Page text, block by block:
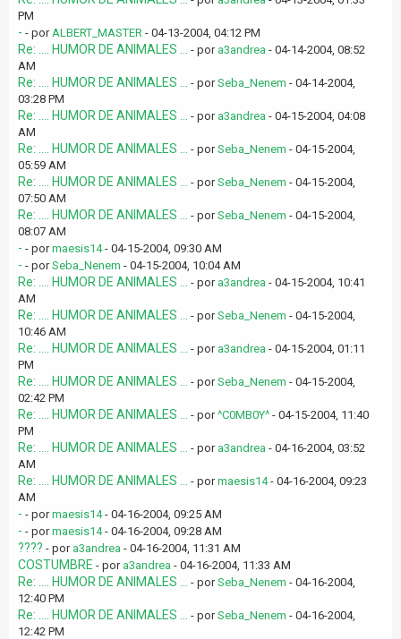
PM
- - porALBERT_MASTER - 04-13-2004, 04:12 PM
Re: .... HUMOR DE ANIMALES ... - por a3andrea - 04-14-2004, 08:52
AM
Re: .... HUMOR DE ANIMALES ... - porSeba_Nenem - 04-14-2004,
03:28 PM
Re: .... HUMOR DE ANIMALES ... - por a3andrea - 04-15-2004, 04:08
AM
Re: .... HUMOR DE ANIMALES ... - porSeba_Nenem - 04-15-2004,
05:59 AM
Re: .... HUMOR DE ANIMALES ... - porSeba_Nenem - 04-15-2004,
07:50 AM
Re: .... HUMOR DE ANIMALES ... - porSeba_Nenem - 04-15-2004,
08:07 AM
- - pormaesis14- 04-15-2004, 09:30 AM
- - porSeba_Nenem - 04-15-2004, 10:04 AM
Re: .... HUMOR DE ANIMALES ... - por a3andrea - 04-15-2004, 10:41
AM
Re: .... HUMOR DE ANIMALES ... - porSeba_Nenem - 04-15-2004,
10:46 AM
Re: .... HUMOR DE ANIMALES ... - por a3andrea - 04-15-2004, 01:11
PM
Re: .... HUMOR DE ANIMALES ... - porSeba_Nenem - 04-15-2004,
02:42 PM
Re: .... HUMOR DE ANIMALES ... - por^C0MB0Y^ - 04-15-2004, 11:40
PM
Re: .... HUMOR DE ANIMALES ... - por a3andrea - 04-16-2004, 03:52
AM
Re: .... HUMOR DE ANIMALES ... - pormaesis14- 04-16-2004, 09:23
AM
- - pormaesis14- 04-16-2004, 09:25 AM
- - pormaesis14- 04-16-2004, 09:28 AM
???? - por a3andrea - 04-16-2004, 11:31 AM
COSTUMBRE - por a3andrea - 04-16-2004, 11:33 AM
Re: .... HUMOR DE ANIMALES ... - porSeba_Nenem - 04-16-2004,
12:40 PM
Re: .... HUMOR DE ANIMALES ... - porSeba_Nenem - 04-16-2004,
12:42 PM